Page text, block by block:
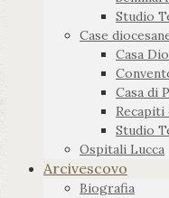
Studio
Case
Casa
Casa di
Studio
Ospitali Lucca
Arcivescovo
Biografia